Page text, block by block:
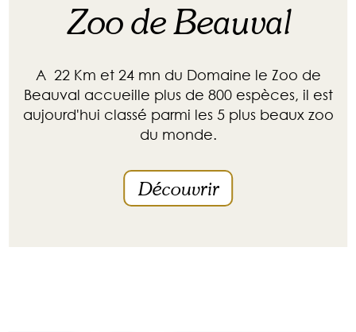
Zoo de Beauval
A 22 Km et 24 mn du Domaine le Zoo de
Beauval accueille plus de 800 espèces, il est
aujourd'hui classé parmi les 5 plus beaux zoo
du monde.
Découvrir